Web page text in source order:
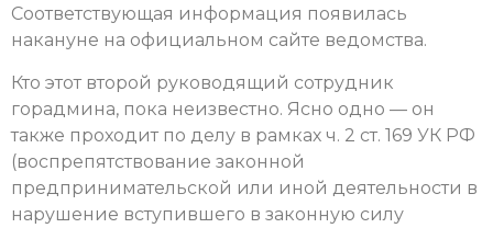
Соответствующая информация появилась
накануне на официальном сайте ведомства.
Кто этот второй руководящий сотрудник
горадмина, пока неизвестно. Ясно одно — он
также проходит по делу в рамках ч. 2 ст. 169 УК РФ
(воспрепятствование законной
предпринимательской или иной деятельности в
нарушение вступившего в законную силу